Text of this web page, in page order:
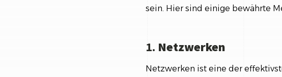
sein. Hier sind einige bewährte
1. Netzwerken
Netzwerken ist eine der